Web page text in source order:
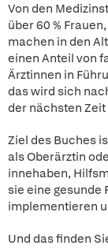
Von den
über 60 %
machen in den
einen Anteil von
Ärztinnen in
das wird sich
der nächsten
Ziel des Buches
als Oberärztin
innehaben,
sie eine gesunde
implementieren
Und das finden